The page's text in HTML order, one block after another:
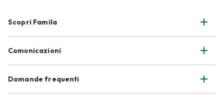
Scopri Famila
Comunicazioni
Domande frequenti